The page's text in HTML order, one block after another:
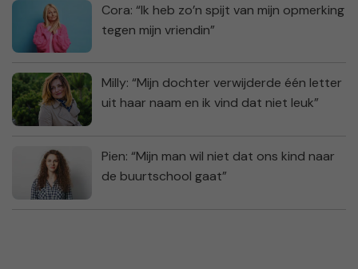
Cora: “Ik heb zo’n spijt van mijn opmerking
tegen mijn vriendin”
Milly: “Mijn dochter verwijderde één letter
uit haar naam en ik vind dat niet leuk”
Pien: “Mijn man wil niet dat ons kind naar
de buurtschool gaat”